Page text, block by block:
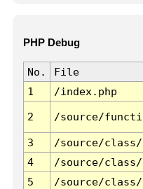
PHP Debug
No. File
1
/index.php
2 /source/
3 /source/
4
/source/
5
/source/